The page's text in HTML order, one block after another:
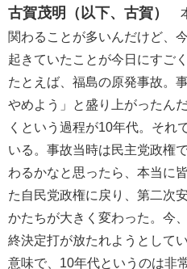
古賀茂明（以下、古賀）
関わることが多いんだけど、
起きていたことが今日にすご
たとえば、福島の原発事故。
やめよう」と盛り上がったん
くという過程が10年代。それ
いる。事故当時は民主党政権
わるかなと思ったら、本当に
た自民党政権に戻り、第二次
かたちが大きく変わった。今
終決定打が放たれようとして
意味で、10年代というのは非